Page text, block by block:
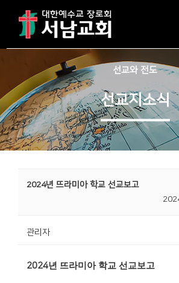
선교와 전도
선교지소식
2024년 뜨라미아 학교 선교보고
관리자
2024년 뜨라미아 학교 선교보고